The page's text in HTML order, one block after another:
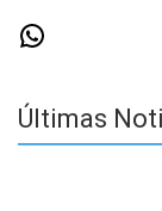
WhatsApp
Últimas